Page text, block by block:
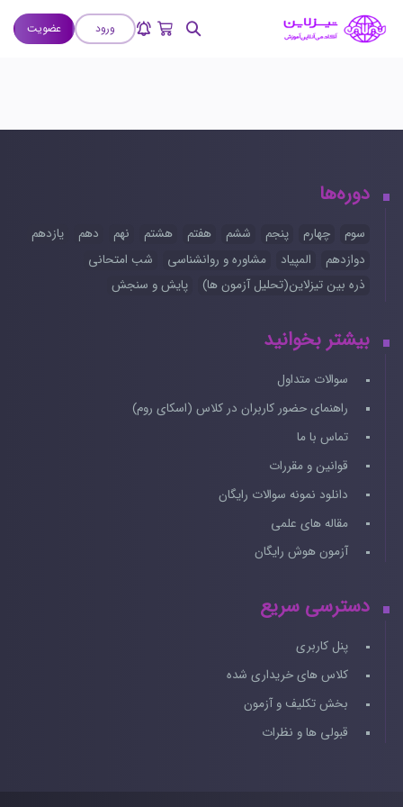
ورود عضویت
دوره‌ها
سوم چهارم پنجم ششم هفتم هشتم نهم دهم
یازدهم
دوازدهم
المپیاد مشاوره و روانشناسی
شب امتحانی
ذره بین تیزلاین(تحلیل آزمون ها)
پایش و سنجش
بیشتر بخوانید
سوالات متداول
راهنمای حضور کاربران در کلاس (اسکای روم)
تماس با ما
قوانین و مقررات
دانلود نمونه سوالات رایگان
مقاله های علمی
آزمون هوش رایگان
دسترسی سریع
پنل کاربری
کلاس های خریداری شده
بخش تکلیف و آزمون
قبولی ها و نظرات